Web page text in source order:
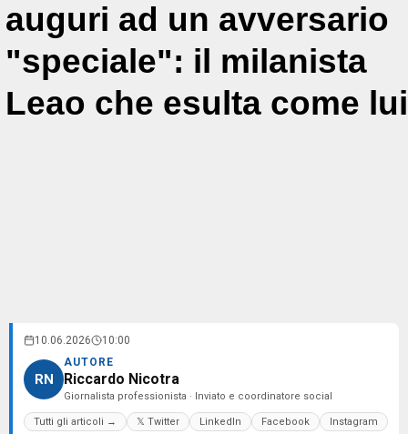
auguri ad un avversario
"speciale": il milanista
Leao che esulta come lui
10.06.2026 10:00
RN
AUTORE
Riccardo Nicotra
Giornalista professionista · Inviato e coordinatore social
Tutti gli articoli → 𝕏 Twitter LinkedIn Facebook Instagram